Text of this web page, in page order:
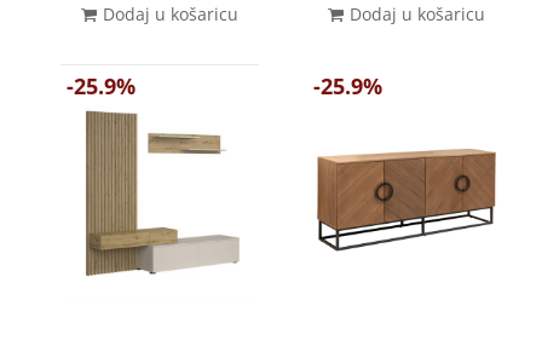
Dodaj u košaricu Dodaj u košaricu
-25.9% -25.9%